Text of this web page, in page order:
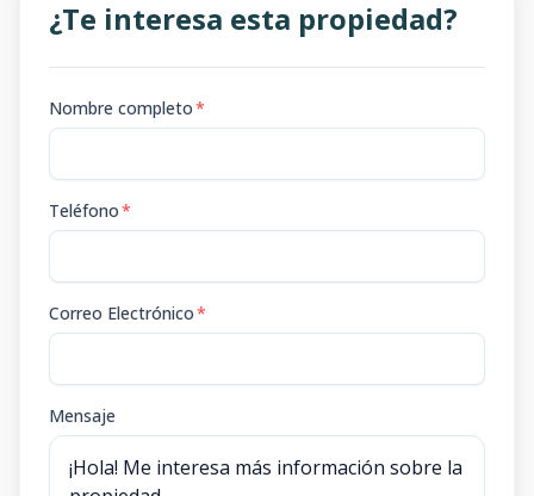
¿Te interesa esta propiedad?
Nombre completo*
Teléfono*
Correo Electrónico*
Mensaje